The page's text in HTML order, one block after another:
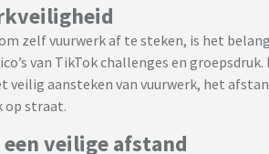
zelf vuurwerk af te steken, is het
van TikTok challenges en groepsdruk.
veilig aansteken van vuurwerk, het
op straat.
veilige afstand